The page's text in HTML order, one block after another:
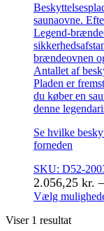
saunaovne.
Legend-
brændeovnen
Antallet af
Pladen er
du køber en
denne
Se hvilke
forneden
SKU: D52-
2.056,25 kr. –
Vælg
vare
Viser 1 resultat